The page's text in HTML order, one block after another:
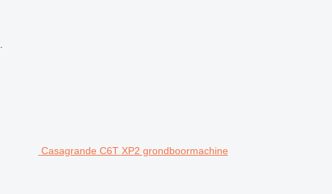
Casagrande C6T XP2 grondboormachine